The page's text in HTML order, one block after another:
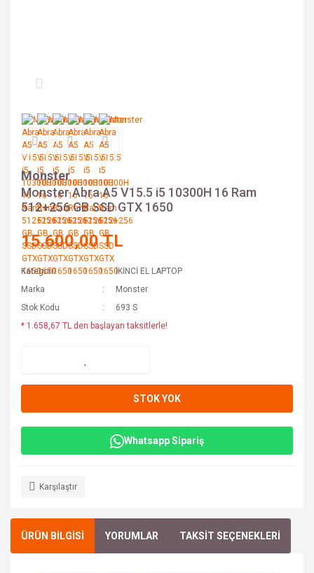
Monster
Monster Abra A5 V15.5 i5 10300H 16 Ram
512+256 GB SSD GTX 1650
15.600,00 TL
Kategori
İKİNCİ EL LAPTOP
Marka
Monster
Stok Kodu
693 S
* 1.658,67 TL den başlayan taksitlerle!
STOK YOK
Whatsapp Sipariş
Karşılaştır
ÜRÜN BİLGİSİ YORUMLAR TAKSİT SEÇENEKLERİ